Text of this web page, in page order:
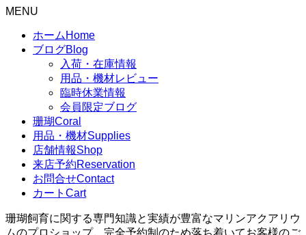
MENU
ホーム Home
ブログBlog
入荷・在庫情報
用品・機材レビュー
臨時休業情報
会員限定ブログ
珊瑚Coral
用品・機材Supplies
店舗情報Shop
来店予約Reservation
お問合せContact
カート Cart
珊瑚飼育に関する専門知識と実績が豊富なマリンアクアリウ
ムのプロショップ。完全予約制のため落ち着いてお客様のご